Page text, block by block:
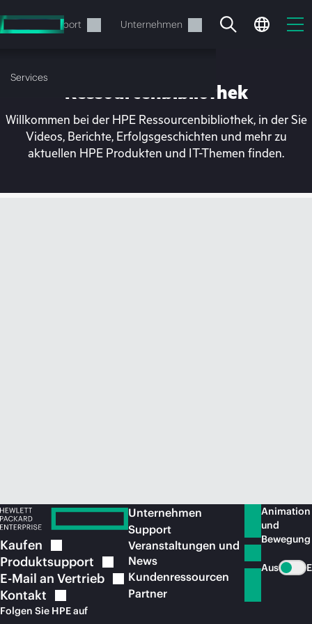
Hauptinhalt
wechseln
Support Unternehmen
Services
Ihr Warenkorb ist aktuell
Ressourcenbibliothek
Willkommen bei der HPE Ressourcenbibliothek, in der Sie
Videos, Berichte, Erfolgsgeschichten und mehr zu
aktuellen HPE Produkten und IT-Themen finden.
Kaufen
Produktsupport
E-Mail an Vertrieb
Kontakt
Folgen Sie HPE auf
Unternehmen
Support
Veranstaltungen und
News
Kundenressourcen
Partner
Animation
und
Bewegung
Aus